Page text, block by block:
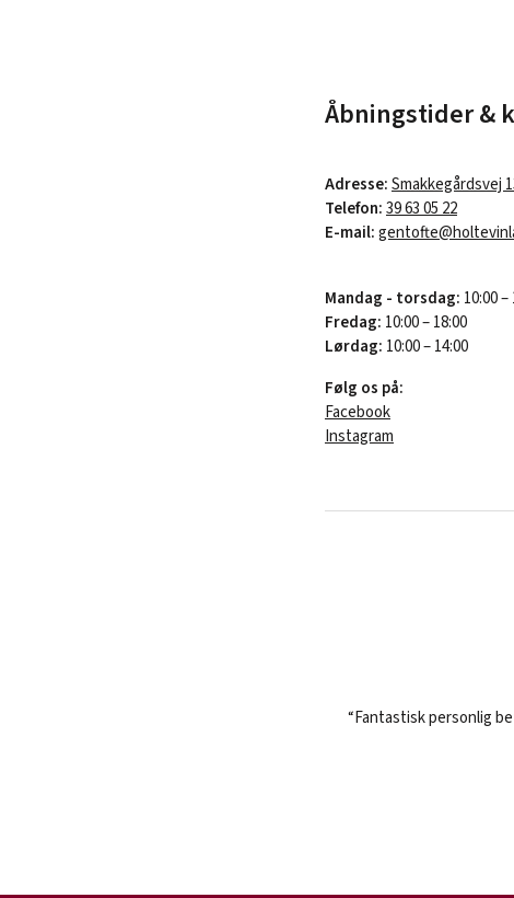
Åbningstider &
Adresse:Smakkegårdsvej
Telefon:39 63 05 22
E-mail:
Mandag - torsdag: 10:00 –
Fredag: 10:00 – 18:00
Lørdag: 10:00 – 14:00
Følg os på:
Facebook
Instagram
“Fantastisk personlig